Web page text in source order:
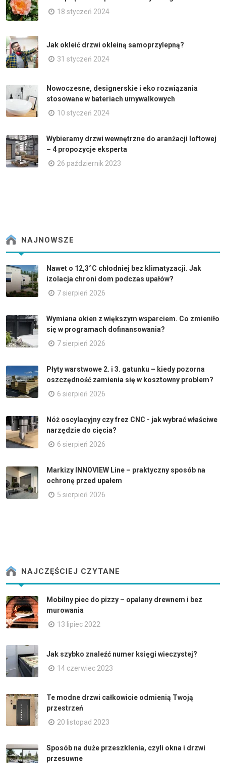
18 styczeń 2024
Jak okleić drzwi okleiną samoprzylepną?
31 styczeń 2024
Nowoczesne, designerskie i eko rozwiązania
stosowane w bateriach umywalkowych
10 styczeń 2024
Wybieramy drzwi wewnętrzne do aranżacji loftowej
– 4 propozycje eksperta
26 październik 2023
NAJNOWSZE
Nawet o 12,3°C chłodniej bez klimatyzacji. Jak
izolacja chroni dom podczas upałów?
7 sierpień 2026
Wymiana okien z większym wsparciem. Co zmieniło
się w programach dofinansowania?
7 sierpień 2026
Płyty warstwowe 2. i 3. gatunku – kiedy pozorna
oszczędność zamienia się w kosztowny problem?
6 sierpień 2026
Nóż oscylacyjny czy frez CNC - jak wybrać właściwe
narzędzie do cięcia?
6 sierpień 2026
Markizy INNOVIEW Line – praktyczny sposób na
ochronę przed upałem
5 sierpień 2026
NAJCZĘŚCIEJ CZYTANE
Mobilny piec do pizzy – opalany drewnem i bez
murowania
13 lipiec 2022
Jak szybko znaleźć numer księgi wieczystej?
14 czerwiec 2023
Te modne drzwi całkowicie odmienią Twoją
przestrzeń
20 listopad 2023
Sposób na duże przeszklenia, czyli okna i drzwi
przesuwne